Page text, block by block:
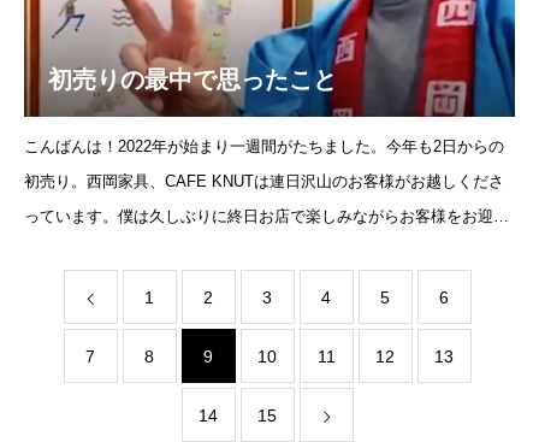
初売りの最中で思ったこと
こんばんは！2022年が始まり一週間がたちました。今年も2日からの
初売り。西岡家具、CAFE KNUTは連日沢山のお客様がお越しくださ
っています。僕は久しぶりに終日お店で楽しみながらお客様をお迎え
1 2 3 4 5 6
7 8 9 10 11 12 13
14 15